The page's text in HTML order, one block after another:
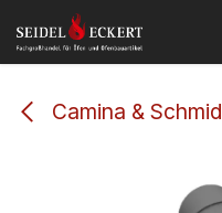
Zum Inhalt springen
Camina & Schmid